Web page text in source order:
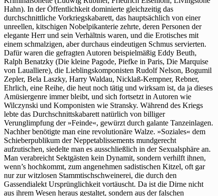
Hahn). In der Öffentlichkeit dominierte gleichzeitig das
durchschnittliche Vorkriegskabarett, das hauptsächlich von einer
unreellen, kitschigen Nobelpikanterie zehrte, deren Personen der
elegante Herr und sein Verhältnis waren, und die Erotisches mit
einem schmalzigen, aber durchaus eindeutigen Schmus servierten.
Dafür waren die gefragten Autoren beispielmäßig Eddy Beuth,
Ralph Benatzky (Die kleine Pagode, Piefke in Paris, Die Marquise
von Laualliere), die Lieblingskomponisten Rudolf Nelson, Bogumil
Zepler, Bela Laszky, Harry Waldau, Nicklaß-Kempner, Rebner,
Ehrlich, eine Reihe, die heut noch tätig und wirksam ist, da ja dieses
Amüsiergenre immer bleibt, und sich fortsetzt in Autoren wie
Wilczynski und Komponisten wie Stransky. Während des Kriegs
lebte das Durchschnittskabarett natürlich von billiger
Verunglimpfung der »Feinde«, gewürzt durch galante Tanzeinlagen.
Nachher benötigte man eine revolutionäre Walze. »Soziales« dem
Schieberpublikum der Neppetablissements mundgerecht
aufzutischen, siedelte man es ausschließlich in der Sexualsphäre an.
Man verabreicht Sektgästen kein Dynamit, sondern verhilft ihnen,
wenn’s hochkommt, zum angenehmen sadistischen Kitzel, oft gar
nur zur witzlosen Stammtischschweinerei, die durch den
Gassendialekt Ursprünglichkeit vortäuscht. Da ist die Dirne nicht
aus ihrem Wesen heraus gestaltet, sondern aus der falschen